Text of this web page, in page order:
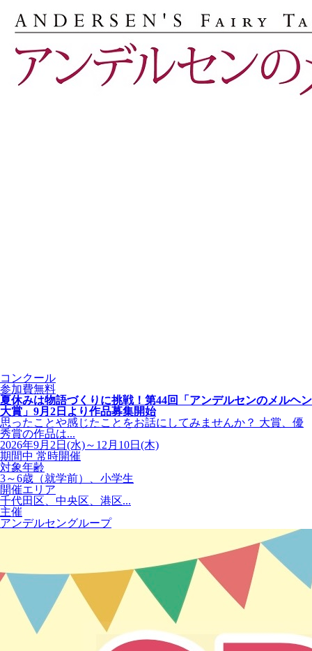
コンクール
参加費無料
夏休みは物語づくりに挑戦！第44回「アンデルセンのメルヘン
大賞」9月2日より作品募集開始
思ったことや感じたことをお話にしてみませんか？ 大賞、優
秀賞の作品は...
2026年9月2日(水)～12月10日(木)
期間中 常時開催
対象年齢
3～6歳（就学前）、小学生
開催エリア
千代田区、中央区、港区...
主催
アンデルセングループ